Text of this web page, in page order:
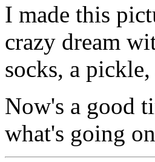
I made this
crazy dream
socks, a
Now's a good
what's going